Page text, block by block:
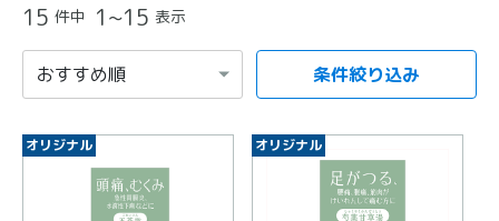
15 件中 1~15 表示
項目を選択すると自動的に内容が更新されます。
条件絞り込み
オリジナル オリジナル